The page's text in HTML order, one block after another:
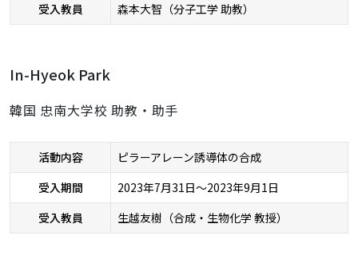
受入教員
森本大智（分子工学 助教）
In-Hyeok Park
韓国 忠南大学校 助教・助手
活動内容
ピラーアレーン誘導体の合成
受入期間
2023年7月31日～2023年9月1日
受入教員
生越友樹（合成・生物化学 教授）